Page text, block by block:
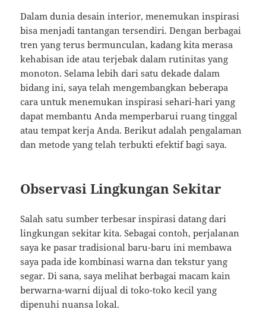
Dalam dunia desain interior, menemukan inspirasi
bisa menjadi tantangan tersendiri. Dengan berbagai
tren yang terus bermunculan, kadang kita merasa
kehabisan ide atau terjebak dalam rutinitas yang
monoton. Selama lebih dari satu dekade dalam
bidang ini, saya telah mengembangkan beberapa
cara untuk menemukan inspirasi sehari-hari yang
dapat membantu Anda memperbarui ruang tinggal
atau tempat kerja Anda. Berikut adalah pengalaman
dan metode yang telah terbukti efektif bagi saya.
Observasi Lingkungan Sekitar
Salah satu sumber terbesar inspirasi datang dari
lingkungan sekitar kita. Sebagai contoh, perjalanan
saya ke pasar tradisional baru-baru ini membawa
saya pada ide kombinasi warna dan tekstur yang
segar. Di sana, saya melihat berbagai macam kain
berwarna-warni dijual di toko-toko kecil yang
dipenuhi nuansa lokal.